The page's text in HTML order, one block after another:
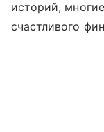
историй,
счастливого